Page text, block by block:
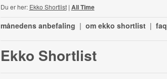
Du er her: Ekko Shortlist| All Time
månedens anbefaling | om ekko shortlist | faq
Ekko Shortlist